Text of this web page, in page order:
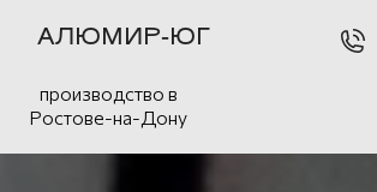
АЛЮМИР-ЮГ
производство в
Ростове-на-Дону